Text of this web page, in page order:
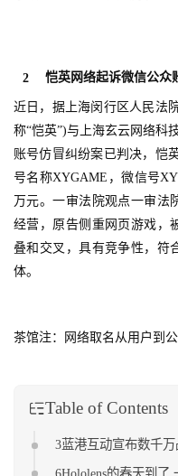
2 恺英网络起诉微信公众
近日，据上海闵行区人民法
称“恺英”)与上海玄云网络科
账号仿冒纠纷案已判决，恺
号名称XYGAME，微信号
万元。一审法院观点一审法
经营，原告侧重网页游戏，
叠和交叉，具有竞争性，符
体。
茶馆注：网络取名从用户到公
Table of Contents
3蓝港互动宣布数千万